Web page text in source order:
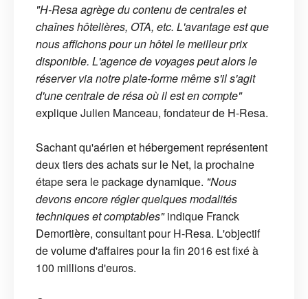
"H-Resa agrège du contenu de centrales et
chaînes hôtelières, OTA, etc. L'avantage est que
nous affichons pour un hôtel le meilleur prix
disponible. L'agence de voyages peut alors le
réserver via notre plate-forme même s'il s'agit
d'une centrale de résa où il est en compte"
explique Julien Manceau, fondateur de H-Resa.
Sachant qu'aérien et hébergement représentent
deux tiers des achats sur le Net, la prochaine
étape sera le package dynamique. "Nous
devons encore régler quelques modalités
techniques et comptables"indique Franck
Demortière, consultant pour H-Resa. L'objectif
de volume d'affaires pour la fin 2016 est fixé à
100 millions d'euros.